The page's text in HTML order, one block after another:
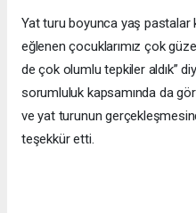
Yat turu boyunca yaş pastalar
eğlenen çocuklarımız çok
de çok olumlu tepkiler aldık”
sorumluluk kapsamında da
ve yat turunun
teşekkür etti.